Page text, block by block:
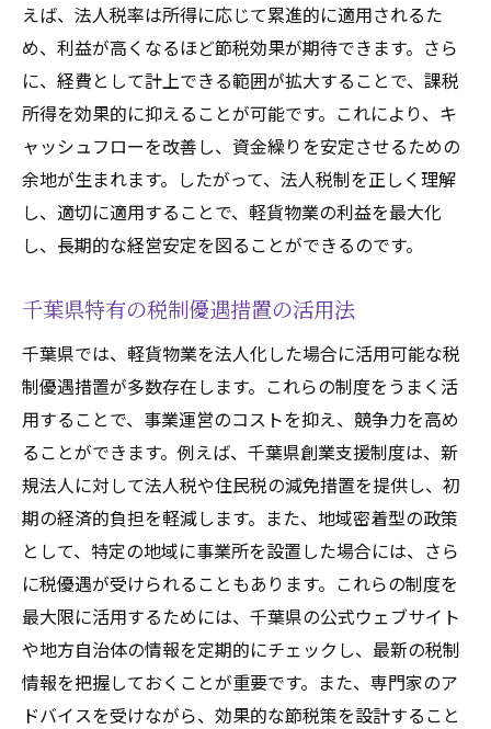
えば、法人税率は所得に応じて累進的に適用されるた
め、利益が高くなるほど節税効果が期待できます。さら
に、経費として計上できる範囲が拡大することで、課税
所得を効果的に抑えることが可能です。これにより、キ
ャッシュフローを改善し、資金繰りを安定させるための
余地が生まれます。したがって、法人税制を正しく理解
し、適切に適用することで、軽貨物業の利益を最大化
し、長期的な経営安定を図ることができるのです。
千葉県特有の税制優遇措置の活用法
千葉県では、軽貨物業を法人化した場合に活用可能な税
制優遇措置が多数存在します。これらの制度をうまく活
用することで、事業運営のコストを抑え、競争力を高め
ることができます。例えば、千葉県創業支援制度は、新
規法人に対して法人税や住民税の減免措置を提供し、初
期の経済的負担を軽減します。また、地域密着型の政策
として、特定の地域に事業所を設置した場合には、さら
に税優遇が受けられることもあります。これらの制度を
最大限に活用するためには、千葉県の公式ウェブサイト
や地方自治体の情報を定期的にチェックし、最新の税制
情報を把握しておくことが重要です。また、専門家のア
ドバイスを受けながら、効果的な節税策を設計すること